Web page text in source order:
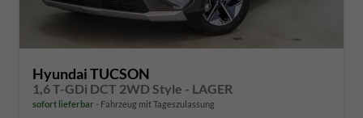
Hyundai TUCSON
1,6 T-GDi DCT 2WD Style - LAGER
sofort lieferbar Fahrzeug mit Tageszulassung